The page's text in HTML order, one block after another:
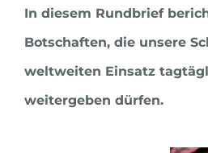
In diesem Rundbrief
Botschaften, die unsere
weltweiten Einsatz
weitergeben dürfen.